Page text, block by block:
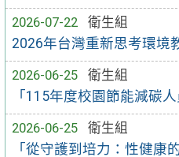
2026-07-22
衛生組
2026年台灣重新思考環境
2026-06-25
衛生組
「115年度校園節能減碳人
2026-06-25
衛生組
「從守護到培力：性健康